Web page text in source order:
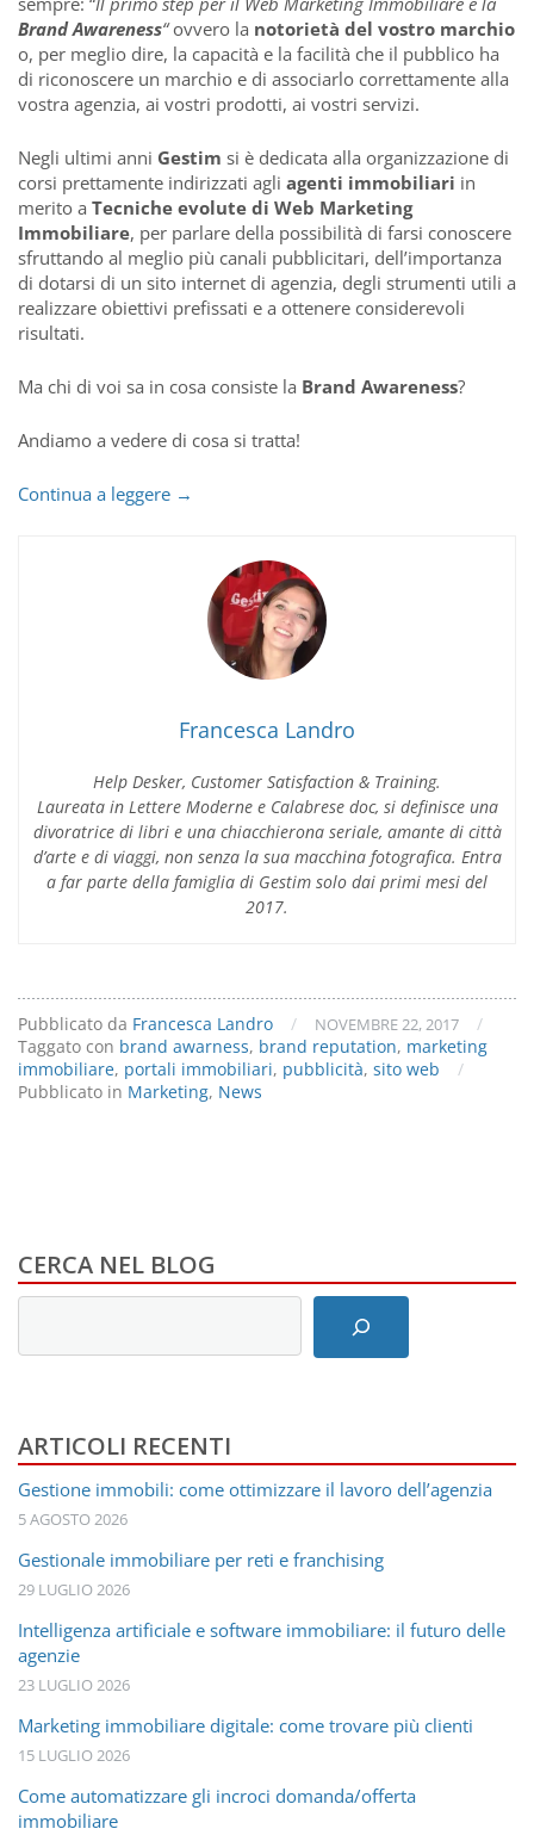
Brand Awareness“ovvero la notorietà del vostro marchio
o, per meglio dire, la capacità e la facilità che il pubblico ha
di riconoscere un marchio e di associarlo correttamente alla
vostra agenzia, ai vostri prodotti, ai vostri servizi.
Negli ultimi anni Gestim si è dedicata alla organizzazione di
corsi prettamente indirizzati agli agenti immobiliari in
merito a Tecniche evolute di Web Marketing
Immobiliare, per parlare della possibilità di farsi conoscere
sfruttando al meglio più canali pubblicitari, dell’importanza
di dotarsi di un sito internet di agenzia, degli strumenti utili a
realizzare obiettivi prefissati e a ottenere considerevoli
risultati.
Ma chi di voi sa in cosa consiste la Brand Awareness?
Andiamo a vedere di cosa si tratta!
Continua a leggere 5
aumentare
Brand
Awareness
→
Francesca Landro
Help Desker, Customer Satisfaction & Training.
Laureata in Lettere Moderne e Calabrese doc, si definisce una
divoratrice di libri e una chiacchierona seriale, amante di città
d’arte e di viaggi, non senza la sua macchina fotografica. Entra
a far parte della famiglia di Gestim solo dai primi mesi del
2017.
Pubblicato da Francesca Landro / NOVEMBRE 22, 2017
/
Taggato con brand awarness, brand reputation, marketing
immobiliare, portali immobiliari, pubblicità, sito web
/
Pubblicato in Marketing, News
CERCA NEL BLOG
i
ricerca
ARTICOLI RECENTI
Gestione immobili: come ottimizzare il lavoro dell’agenzia
5 AGOSTO 2026
Gestionale immobiliare per reti e franchising
29 LUGLIO 2026
Intelligenza artificiale e software immobiliare: il futuro delle
agenzie
23 LUGLIO 2026
Marketing immobiliare digitale: come trovare più clienti
15 LUGLIO 2026
Come automatizzare gli incroci domanda/offerta
immobiliare